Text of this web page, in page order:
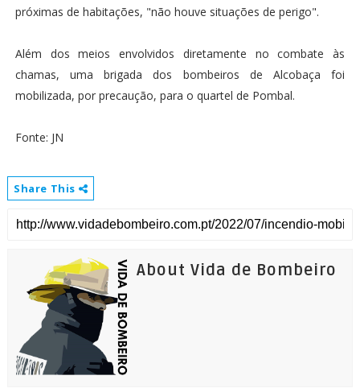
próximas de habitações, "não houve situações de perigo".
Além dos meios envolvidos diretamente no combate às
chamas, uma brigada dos bombeiros de Alcobaça foi
mobilizada, por precaução, para o quartel de Pombal.
Fonte: JN
Share This
About Vida de Bombeiro